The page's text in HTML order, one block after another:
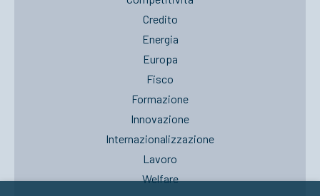
Credito
Energia
Europa
Fisco
Formazione
Innovazione
Internazionalizzazione
Lavoro
Welfare